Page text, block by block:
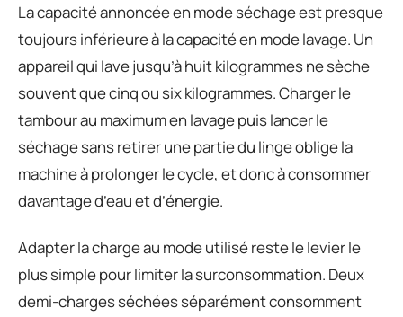
La capacité annoncée en mode séchage est presque
toujours inférieure à la capacité en mode lavage. Un
appareil qui lave jusqu’à huit kilogrammes ne sèche
souvent que cinq ou six kilogrammes. Charger le
tambour au maximum en lavage puis lancer le
séchage sans retirer une partie du linge oblige la
machine à prolonger le cycle, et donc à consommer
davantage d’eau et d’énergie.
Adapter la charge au mode utilisé reste le levier le
plus simple pour limiter la surconsommation. Deux
demi-charges séchées séparément consomment